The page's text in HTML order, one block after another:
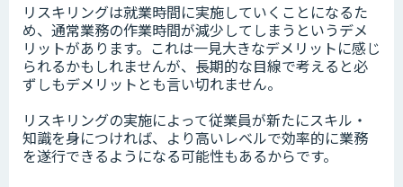
リスキリングは就業時間に実施していくことになるた
め、通常業務の作業時間が減少してしまうというデメ
リットがあります。これは一見大きなデメリットに感じ
られるかもしれませんが、長期的な目線で考えると必
ずしもデメリットとも言い切れません。
リスキリングの実施によって従業員が新たにスキル・
知識を身につければ、より高いレベルで効率的に業務
を遂行できるようになる可能性もあるからです。